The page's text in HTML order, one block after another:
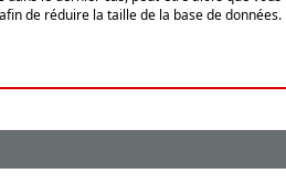
de réduire la taille de la base de